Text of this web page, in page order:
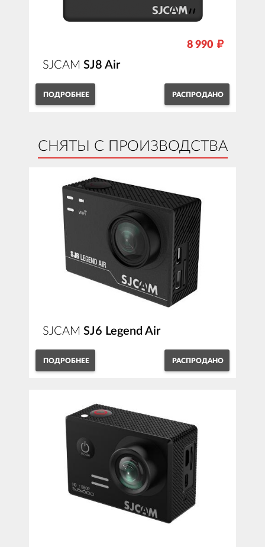
SJCAM SJ8 Air
ПОДРОБНЕЕ
8 990
РАСПРОДАНО
СНЯТЫ С ПРОИЗВОДСТВА
SJCAM SJ6 Legend Air
ПОДРОБНЕЕ РАСПРОДАНО